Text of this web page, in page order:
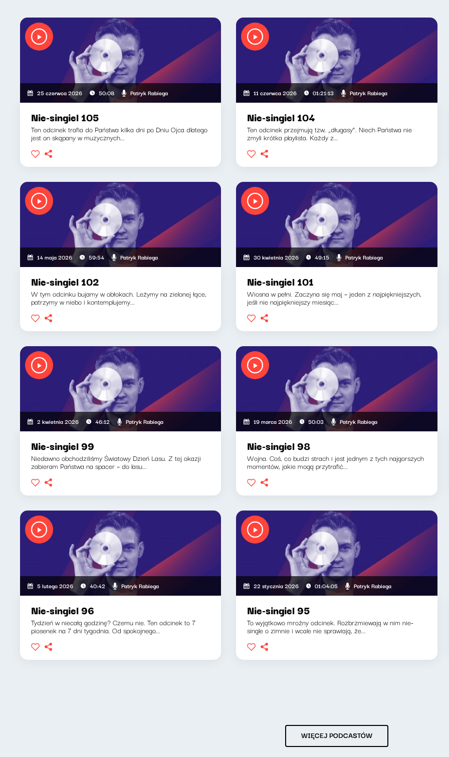
25 czerwca 2026 50:08 Patryk Rabiega
Nie-singiel 105
Ten odcinek trafia do Państwa kilka dni po Dniu Ojca dlatego
jest on skąpany w muzycznych...
11 czerwca 2026 01:21:13 Patryk Rabiega
Nie-singiel 104
Ten odcinek przejmują tzw. „długasy”. Niech Państwa nie
zmyli krótka playlista. Każdy z...
14 maja 2026 59:54 Patryk Rabiega
Nie-singiel 102
W tym odcinku bujamy w obłokach. Leżymy na zielonej łące,
patrzymy w niebo i kontemplujemy...
30 kwietnia 2026 49:15 Patryk Rabiega
Nie-singiel 101
Wiosna w pełni. Zaczyna się maj – jeden z najpiękniejszych,
jeśli nie najpiękniejszy miesiąc...
2 kwietnia 2026 46:12 Patryk Rabiega
Nie-singiel 99
Niedawno obchodziliśmy Światowy Dzień Lasu. Z tej okazji
zabieram Państwa na spacer – do lasu...
19 marca 2026 50:03 Patryk Rabiega
Nie-singiel 98
Wojna. Coś, co budzi strach i jest jednym z tych najgorszych
momentów, jakie mogą przytrafić...
5 lutego 2026 40:42 Patryk Rabiega
Nie-singiel 96
Tydzień w niecałą godzinę? Czemu nie. Ten odcinek to 7
piosenek na 7 dni tygodnia. Od spokojnego...
22 stycznia 2026 01:04:05 Patryk Rabiega
Nie-singiel 95
To wyjątkowo mroźny odcinek. Rozbrzmiewają w nim nie-
single o zimnie i wcale nie sprawiają, że...
WIĘCEJ PODCASTÓW